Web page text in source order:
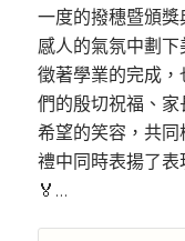
一度的撥穗暨頒
感人的氣氛中劃
徵著學業的完成
們的殷切祝福、
希望的笑容，共
禮中同時表揚了表
🏅…